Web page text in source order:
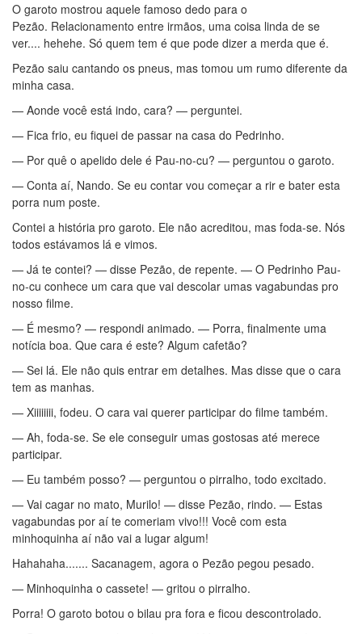
O garoto mostrou aquele famoso dedo para o
Pezão. Relacionamento entre irmãos, uma coisa linda de se
ver.... hehehe. Só quem tem é que pode dizer a merda que é.
Pezão saiu cantando os pneus, mas tomou um rumo diferente da
minha casa.
— Aonde você está indo, cara? — perguntei.
— Fica frio, eu fiquei de passar na casa do Pedrinho.
— Por quê o apelido dele é Pau-no-cu? — perguntou o garoto.
— Conta aí, Nando. Se eu contar vou começar a rir e bater esta
porra num poste.
Contei a história pro garoto. Ele não acreditou, mas foda-se. Nós
todos estávamos lá e vimos.
— Já te contei? — disse Pezão, de repente. — O Pedrinho Pau-
no-cu conhece um cara que vai descolar umas vagabundas pro
nosso filme.
— É mesmo? — respondi animado. — Porra, finalmente uma
notícia boa. Que cara é este? Algum cafetão?
— Sei lá. Ele não quis entrar em detalhes. Mas disse que o cara
tem as manhas.
— Xiiiiiiii, fodeu. O cara vai querer participar do filme também.
— Ah, foda-se. Se ele conseguir umas gostosas até merece
participar.
— Eu também posso? — perguntou o pirralho, todo excitado.
— Vai cagar no mato, Murilo! — disse Pezão, rindo. — Estas
vagabundas por aí te comeriam vivo!!! Você com esta
minhoquinha aí não vai a lugar algum!
Hahahaha....... Sacanagem, agora o Pezão pegou pesado.
— Minhoquinha o cassete! — gritou o pirralho.
Porra! O garoto botou o bilau pra fora e ficou descontrolado.